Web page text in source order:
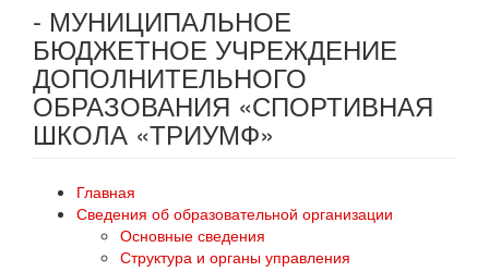
- МУНИЦИПАЛЬНОЕ
БЮДЖЕТНОЕ УЧРЕЖДЕНИЕ
ДОПОЛНИТЕЛЬНОГО
ОБРАЗОВАНИЯ «СПОРТИВНАЯ
ШКОЛА «ТРИУМФ»
Главная
Сведения об образовательной организации
Основные сведения
Структура и органы управления